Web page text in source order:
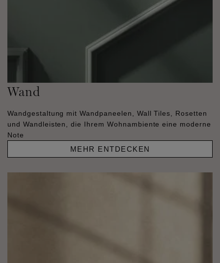
Wand
Wandgestaltung mit Wandpaneelen, Wall Tiles, Rosetten
und Wandleisten, die Ihrem Wohnambiente eine moderne
Note
MEHR ENTDECKEN